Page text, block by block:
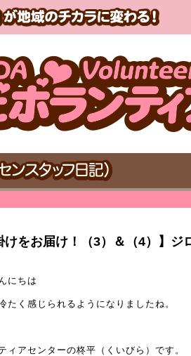
けをお届け！（3）＆（4）】
にちは
たく感じられるようになりましたね。
ィアセンターの柊平（くいびら）です。